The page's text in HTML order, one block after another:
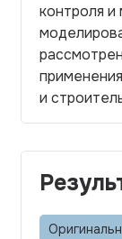
контроля
и